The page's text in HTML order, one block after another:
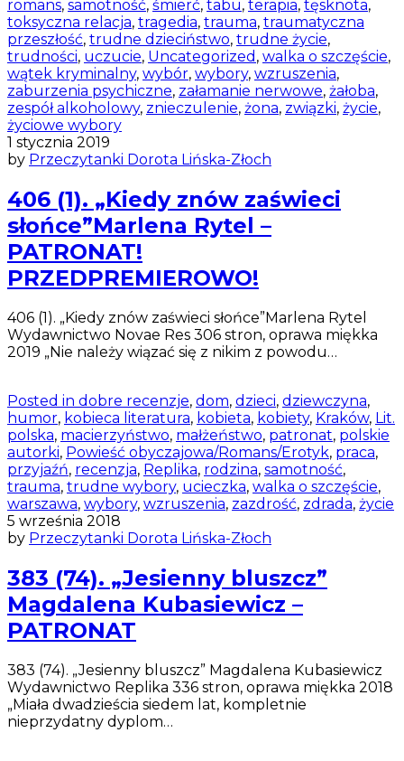
romans, samotność, śmierć, tabu, terapia, tęsknota,
toksyczna relacja, tragedia, trauma, traumatyczna
przeszłość, trudne dzieciństwo, trudne życie,
trudności, uczucie, Uncategorized , walka o szczęście,
wątek kryminalny, wybór, wybory, wzruszenia,
zaburzenia psychiczne, załamanie nerwowe, żałoba,
zespół alkoholowy, znieczulenie, żona, związki, życie,
życiowe wybory
1 stycznia 2019
by Przeczytanki Dorota Lińska-Złoch
406 (1). „Kiedy znów zaświeci
słońce”Marlena Rytel –
PATRONAT!
PRZEDPREMIEROWO!
406 (1). „Kiedy znów zaświeci słońce”Marlena Rytel
Wydawnictwo Novae Res 306 stron, oprawa miękka
2019 „Nie należy wiązać się z nikim z powodu…
Posted in dobre recenzje, dom, dzieci, dziewczyna,
humor, kobieca literatura, kobieta, kobiety, Kraków, Lit.
polska, macierzyństwo, małżeństwo, patronat, polskie
autorki, Powieść obyczajowa/Romans/Erotyk, praca,
przyjaźń, recenzja, Replika, rodzina, samotność,
trauma, trudne wybory, ucieczka, walka o szczęście,
warszawa, wybory, wzruszenia, zazdrość, zdrada, życie
5 września 2018
by Przeczytanki Dorota Lińska-Złoch
383 (74). „Jesienny bluszcz”
Magdalena Kubasiewicz –
PATRONAT
383 (74). „Jesienny bluszcz” Magdalena Kubasiewicz
Wydawnictwo Replika 336 stron, oprawa miękka 2018
„Miała dwadzieścia siedem lat, kompletnie
nieprzydatny dyplom…